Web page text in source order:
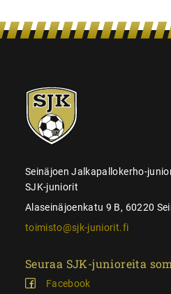
SJK-
juniorit
Seinäjoen Jalkapallokerho-
SJK-juniorit
Alaseinäjoenkatu 9 B, 60220
toimisto@sjk-juniorit.fi
Seuraa SJK-junioreita
Facebook